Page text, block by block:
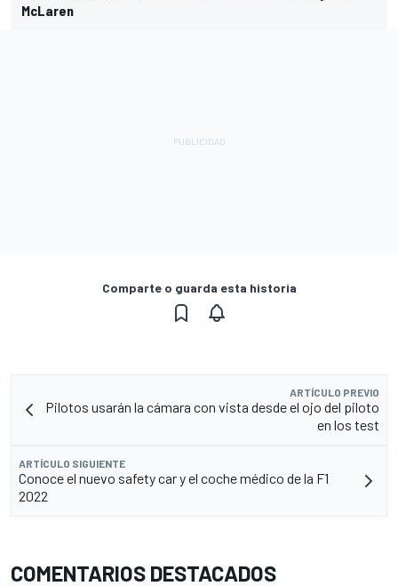
McLaren
Comparte o guarda esta historia
ARTÍCULO PREVIO
Pilotos usarán la cámara con vista desde el ojo del piloto
en los test
ARTÍCULO SIGUIENTE
Conoce el nuevo safety car y el coche médico de la F1
2022
COMENTARIOS DESTACADOS